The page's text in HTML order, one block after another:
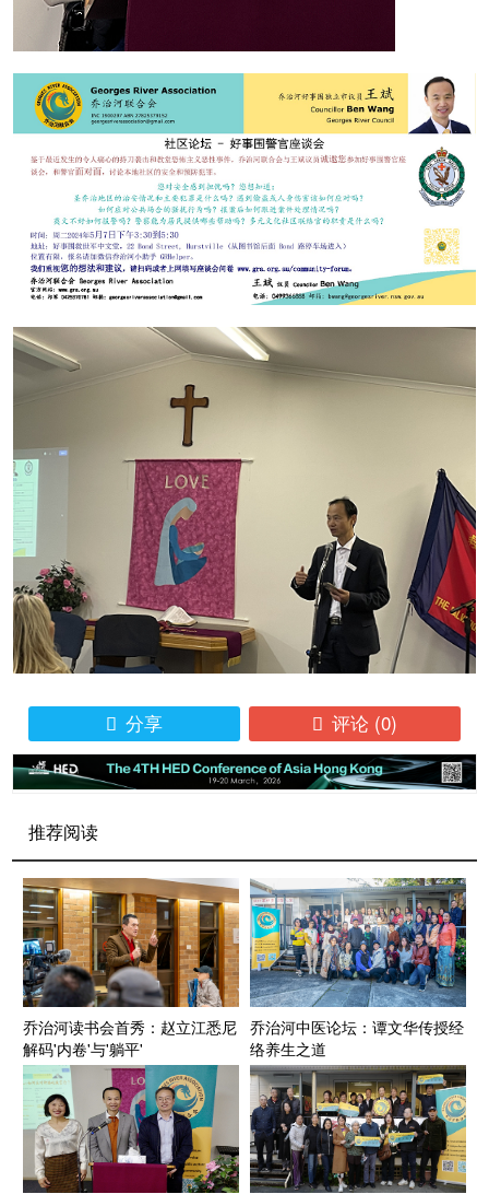
 分享  评论 (0)
推荐阅读
乔治河读书会首秀：赵立江悉尼
解码'内卷'与'躺平'
乔治河中医论坛：谭文华传授经
络养生之道